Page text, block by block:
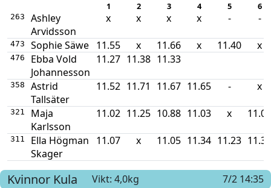
1 2 3 4 5 6
263
Ashley
Arvidsson
x x x x - -
473 Sophie Säwe 11.55 x 11.66 x 11.40 x
476
Ebba Vold
Johannesson
11.27 11.38 11.33
358
Astrid
Tallsäter
11.52 11.71 11.67 11.65 - x
321
Maja
Karlsson
11.02 11.25 10.88 11.03 x 11.02
311
Ella Högman
Skager
11.07 x 11.05 11.34 11.23 11.33
Kvinnor Kula Vikt: 4,0kg
7/2 14:35